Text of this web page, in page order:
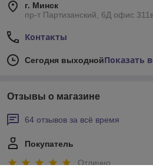
г. Минск
пр-т Партизанский, 6Д офис
Контакты
Сегодня выходнойПоказать
Отзывы о магазине
64 отзывов за всё время
Покупатель
Отлично